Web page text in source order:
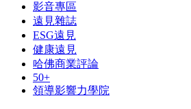
影音專區
遠見雜誌
ESG遠見
健康遠見
哈佛商業評論
50+
領導影響力學院